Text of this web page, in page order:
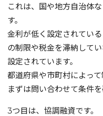
これは、国や地方自治体
す。
金利が低く設定されてい
の制限や税金を滞納して
設定されています。
都道府県や市町村によっ
まずは問い合わせて条件を
3つ目は、協調融資です。